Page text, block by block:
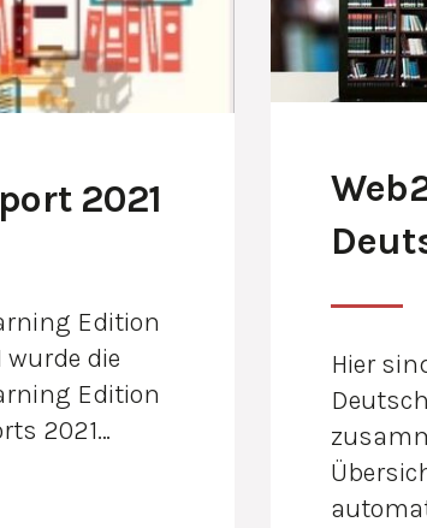
2021
Edition
wurde die
Edition
2021…
Hier